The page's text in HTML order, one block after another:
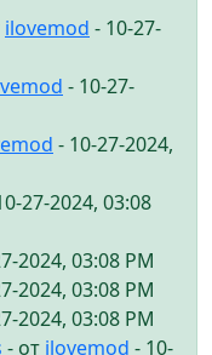
ilovemod - 10-27-
- 10-27-
- 10-27-2024,
27-2024, 03:08
2024, 03:08 PM
2024, 03:08 PM
2024, 03:08 PM
- от ilovemod - 10-